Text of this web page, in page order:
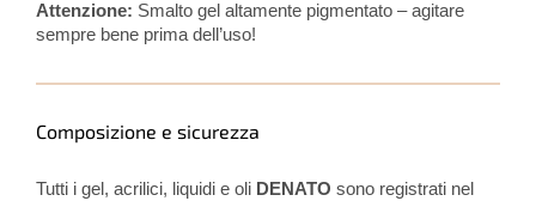
Attenzione: Smalto gel altamente pigmentato – agitare
sempre bene prima dell’uso!
Composizione e sicurezza
Tutti i gel, acrilici, liquidi e oli DENATO sono registrati nel